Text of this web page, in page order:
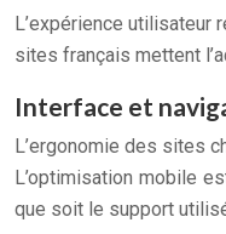
L’expérience
sites français mettent
Interface et
L’ergonomie des sites
L’optimisation mobile
que soit le support